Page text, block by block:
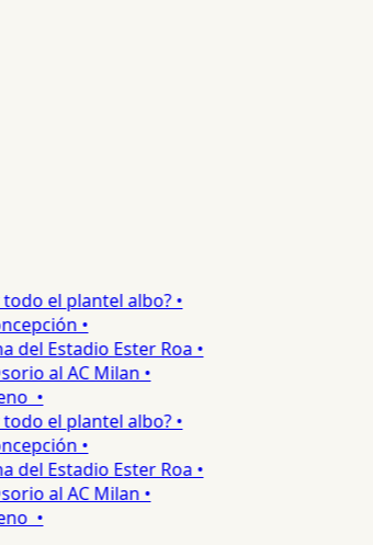
el plantel albo? •
•
Estadio Ester Roa •
al AC Milan •
•
el plantel albo? •
•
Estadio Ester Roa •
al AC Milan •
•